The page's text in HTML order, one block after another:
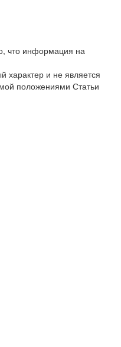
что информация на
характер и не является
положениями Статьи